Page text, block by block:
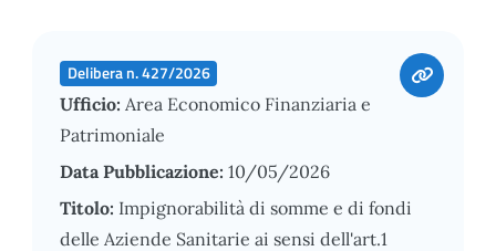
Delibera n. 427/2026
Ufficio: Area Economico Finanziaria e
Patrimoniale
Data Pubblicazione: 10/05/2026
Titolo: Impignorabilità di somme e di fondi
delle Aziende Sanitarie ai sensi dell'art.1